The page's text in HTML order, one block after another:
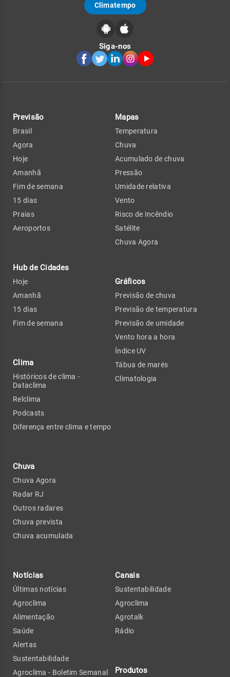
Climatempo
Siga-nos
Previsão
Brasil
Agora
Hoje
Amanhã
Fim de semana
15 dias
Praias
Aeroportos
Hub de Cidades
Hoje
Amanhã
15 dias
Fim de semana
Clima
Históricos de clima -
Dataclima
Relclima
Podcasts
Diferença entre clima e tempo
Chuva
Chuva Agora
Radar RJ
Outros radares
Chuva prevista
Chuva acumulada
Mapas
Temperatura
Chuva
Acumulado de chuva
Pressão
Umidade relativa
Vento
Risco de Incêndio
Satélite
Chuva Agora
Gráficos
Previsão de chuva
Previsão de temperatura
Previsão de umidade
Vento hora a hora
Índice UV
Tábua de marés
Climatologia
Notícias
Últimas notícias
Agroclima
Alimentação
Saúde
Alertas
Sustentabilidade
Agroclima - Boletim Semanal
Canais
Sustentabilidade
Agroclima
Agrotalk
Rádio
Produtos